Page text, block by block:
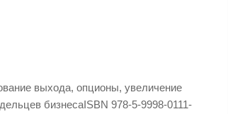
выхода, опционы, увеличение
бизнесаISBN 978-5-9998-0111-